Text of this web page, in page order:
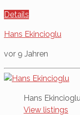
Details
Hans Ekincioglu
vor 9 Jahren
Hans
View listings